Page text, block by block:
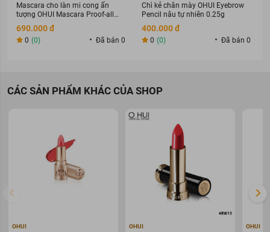
Mascara cho làn mi cong ấn
tượng OHUI Mascara Proof-all
8ml
690.000 đ
0 (0) Đã bán 0
Chì kẻ chân mày OHUI Eyebrow
Pencil nâu tự nhiên 0.25g
400.000 đ
0 (0) Đã bán 0
CÁC SẢN PHẨM KHÁC CỦA SHOP
OHUI OHUI OHUI